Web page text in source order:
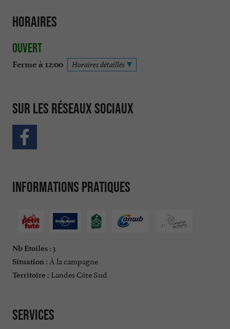
Horaires
Ouvert
Ferme à 12:00 Horaires détaillés
Sur les réseaux sociaux
Informations pratiques
Nb Etoiles : 3
Situation : À la campagne
Territoire : Landes Côte Sud
Services